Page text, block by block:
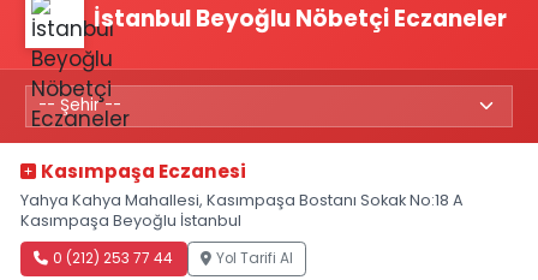
İstanbul Beyoğlu Nöbetçi Eczaneler
Kasımpaşa Eczanesi
Yahya Kahya Mahallesi, Kasımpaşa Bostanı Sokak No:18 A
Kasımpaşa Beyoğlu İstanbul
0 (212) 253 77 44 Yol Tarifi Al